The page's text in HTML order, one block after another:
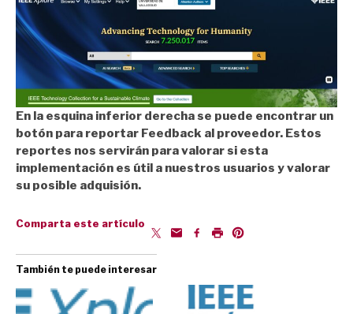
En la esquina inferior derecha se puede encontrar un
botón para reportar Feedback al proveedor. Estos
reportes nos servirán para valorar si esta
implementación es útil a nuestros usuarios y valorar
su posible adquisión.
Comparta este artículo
También te puede interesar